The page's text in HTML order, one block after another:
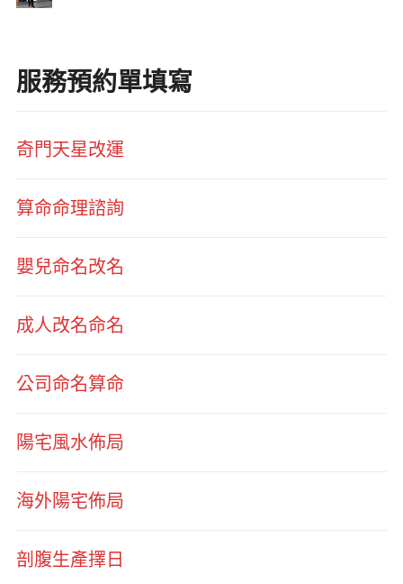
服務預約單填寫
奇門天星改運
算命命理諮詢
嬰兒命名改名
成人改名命名
公司命名算命
陽宅風水佈局
海外陽宅佈局
剖腹生產擇日